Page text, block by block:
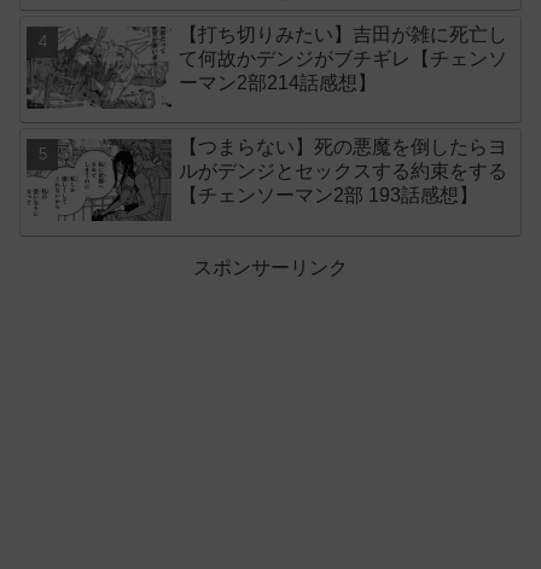
【打ち切りみたい】吉田が雑に死亡し
て何故かデンジがブチギレ【チェンソ
ーマン2部214話感想】
【つまらない】死の悪魔を倒したらヨ
ルがデンジとセックスする約束をする
【チェンソーマン2部 193話感想】
スポンサーリンク